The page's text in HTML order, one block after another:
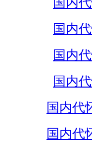
国内
国内
国内
国内代
国内代